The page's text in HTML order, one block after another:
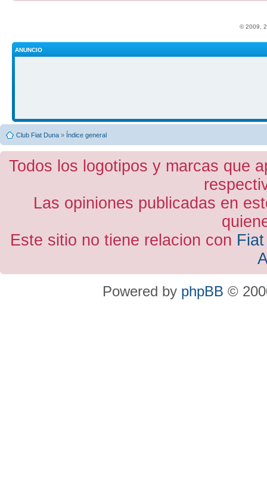
© 2009,
ANUNCIO
Club Fiat Duna » Índice general
Todos los logotipos y marcas que
Las opiniones publicadas en
Este sitio no tiene relacion con
Powered by phpBB ©